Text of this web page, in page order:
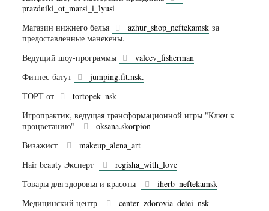
prazdniki_ot_marsi_i_lyusi
Магазин нижнего белья
azhur_shop_neftekamskза
предоставленные манекены.
Ведущий шоу-программы
valeev_fisherman
Фитнес-батут
jumping.fit.nsk.
ТОРТ от
tortopek_nsk
Игропрактик, ведущая трансформационной игры "Ключ к
процветанию"
oksana.skorpion
Визажист
makeup_alena_art
Hair beauty Эксперт
regisha_with_love
Товары для здоровья и красоты
iherb_neftekamsk
Медицинский центр
center_zdorovia_detei_nsk